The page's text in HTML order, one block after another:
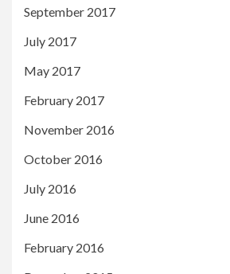
September 2017
July 2017
May 2017
February 2017
November 2016
October 2016
July 2016
June 2016
February 2016